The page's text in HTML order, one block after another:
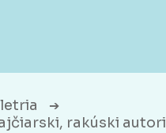
➔
rakúski autori